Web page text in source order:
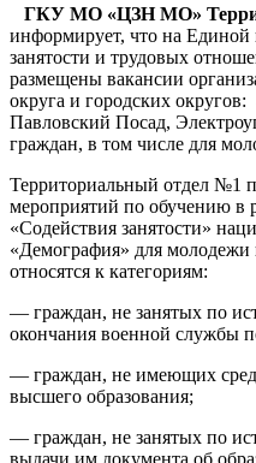
ГКУ МО «ЦЗН МО»
информирует, что на
занятости и трудовых
размещены вакансии
округа и городских
Павловский Посад,
граждан, в том числе для
Территориальный отдел №1
мероприятий по обучению в
«Содействия занятости»
«Демография» для молодежи
относятся к категориям:
— граждан, не занятых по
окончания военной службы
— граждан, не имеющих
высшего образования;
— граждан, не занятых по
выдачи им документа об